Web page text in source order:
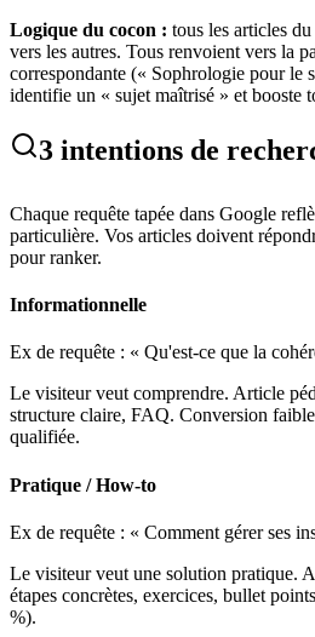
Logique du cocon : tous les articles
vers les autres. Tous renvoient vers la
correspondante (« Sophrologie pour le
identifie un « sujet maîtrisé » et booste
3 intentions de
Chaque requête tapée dans Google
particulière. Vos articles doivent
pour ranker.
Informationnelle
Ex de requête : « Qu'est-ce que la
Le visiteur veut comprendre. Article
structure claire, FAQ. Conversion
qualifiée.
Pratique / How-to
Ex de requête : « Comment gérer ses
Le visiteur veut une solution pratique.
étapes concrètes, exercices, bullet
%).